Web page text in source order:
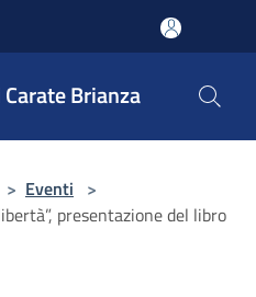
Brianza
> Eventi >
presentazione del libro